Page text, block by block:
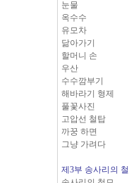
눈물
옥수수
유모차
닮아가기
할머니 손
우산
수수깜부기
해바라기 형제
풀꽃사진
고압선 철탑
까꿍 하면
그냥 가려다
제3부 송사리의